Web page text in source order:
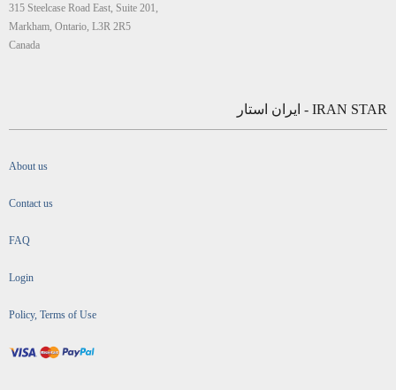
315 Steelcase Road East, Suite 201,
Markham, Ontario, L3R 2R5
Canada
IRAN STAR - ایران استار
About us
Contact us
FAQ
Login
Policy, Terms of Use